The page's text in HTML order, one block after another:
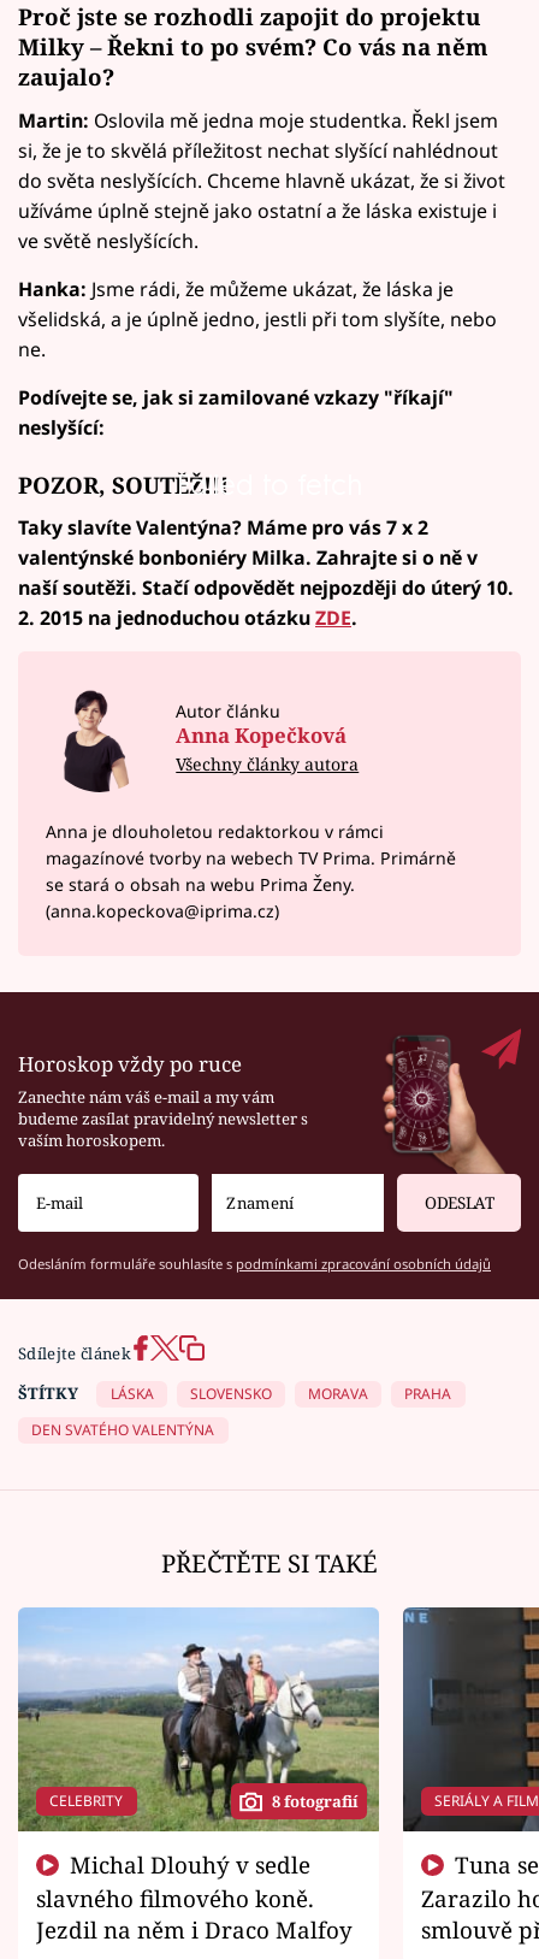
Proč jste se rozhodli zapojit do projektu
Milky – Řekni to po svém? Co vás na něm
zaujalo?
Martin: Oslovila mě jedna moje studentka. Řekl jsem
si, že je to skvělá příležitost nechat slyšící nahlédnout
do světa neslyšících. Chceme hlavně ukázat, že si život
užíváme úplně stejně jako ostatní a že láska existuje i
ve světě neslyšících.
Hanka: Jsme rádi, že můžeme ukázat, že láska je
všelidská, a je úplně jedno, jestli při tom slyšíte, nebo
ne.
Podívejte se, jak si zamilované vzkazy "říkají"
neslyšící:
Failed to fetch
POZOR, SOUTĚŽ!!!
Taky slavíte Valentýna? Máme pro vás 7 x 2
valentýnské bonboniéry Milka. Zahrajte si o ně v
naší soutěži. Stačí odpovědět nejpozději do úterý 10.
2. 2015 na jednoduchou otázkuZDE.
Autor článku
Anna Kopečková
Všechny články autora
Anna je dlouholetou redaktorkou v rámci
magazínové tvorby na webech TV Prima. Primárně
se stará o obsah na webu Prima Ženy.
(anna.kopeckova@iprima.cz)
Horoskop vždy po ruce
Zanechte nám váš e-mail a my vám
budeme zasílat pravidelný newsletter s
vaším horoskopem.
ODESLAT
Odesláním formuláře souhlasíte s podmínkami zpracování osobních údajů
Sdílejte článek
ŠTÍTKY
LÁSKA SLOVENSKO MORAVA
PRAHA
DEN SVATÉHO VALENTÝNA
PŘEČTĚTE SI TAKÉ
CELEBRITY 8 fotografií
slavného filmového koně.
Jezdil na něm i Draco Malfoy
SERIÁLY A
Zarazilo
smlouvě